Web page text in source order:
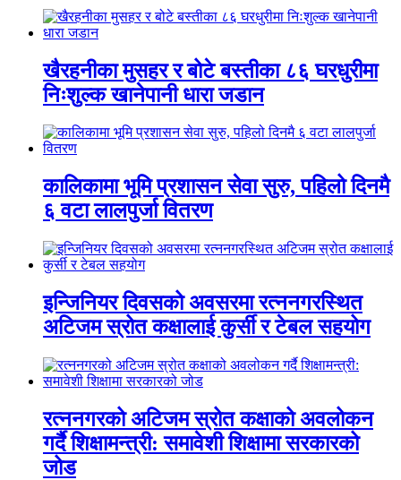
खैरहनीका मुसहर र बोटे बस्तीका ८६ घरधुरीमा
निःशुल्क खानेपानी धारा जडान
कालिकामा भूमि प्रशासन सेवा सुरु, पहिलो दिनमै
६ वटा लालपुर्जा वितरण
इन्जिनियर दिवसको अवसरमा रत्ननगरस्थित
अटिजम स्रोत कक्षालाई कुर्सी र टेबल सहयोग
रत्ननगरको अटिजम स्रोत कक्षाको अवलोकन
गर्दै शिक्षामन्त्री: समावेशी शिक्षामा सरकारको
जोड